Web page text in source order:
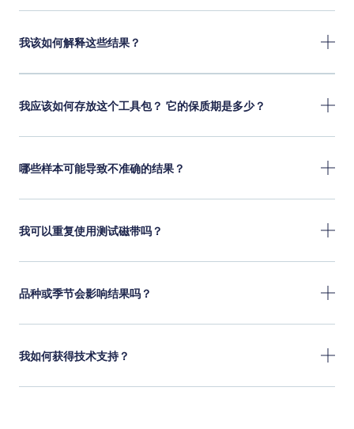
我该如何解释这些结果？
我应该如何存放这个工具包？ 它的保质期是多少？
哪些样本可能导致不准确的结果？
我可以重复使用测试磁带吗？
品种或季节会影响结果吗？
我如何获得技术支持？